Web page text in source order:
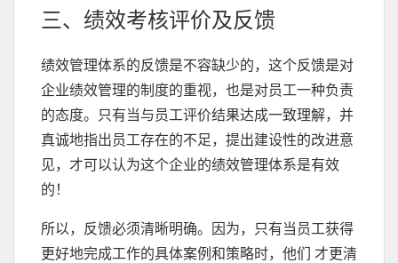
三、绩效考核评价及反馈
绩效管理体系的反馈是不容缺少的，这个反馈是对
企业绩效管理的制度的重视，也是对员工一种负责
的态度。只有当与员工评价结果达成一致理解，并
真诚地指出员工存在的不足，提出建设性的改进意
见，才可以认为这个企业的绩效管理体系是有效
的！
所以，反馈必须清晰明确。因为，只有当员工获得
更好地完成工作的具体案例和策略时，他们 才更清